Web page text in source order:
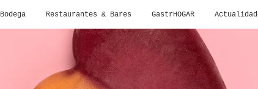
Bodega Restaurantes & Bares GastrHOGAR Actualidad